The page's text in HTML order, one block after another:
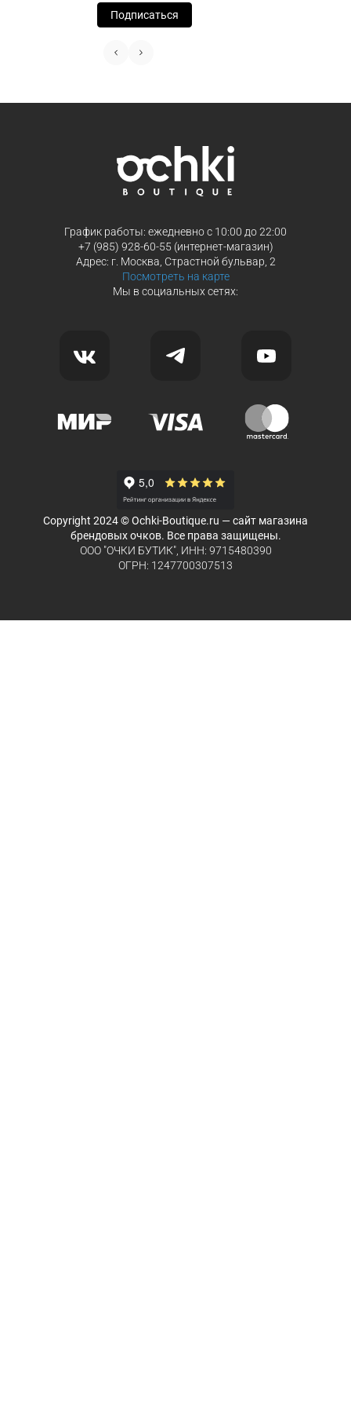
Выберите способ оплаты «Долями»
Оплатите покупку целиком через
Подписаться
График работы: ежедневно с 10:00 до 22:00
+7 (985) 928-60-55 (интернет-магазин)
Адрес: г. Москва, Страстной бульвар, 2
Посмотреть на карте
Мы в социальных сетях:
Copyright 2024 © Ochki-Boutique.ru — сайт магазина
брендовых очков. Все права защищены.
ООО "ОЧКИ БУТИК", ИНН: 9715480390
ОГРН: 1247700307513